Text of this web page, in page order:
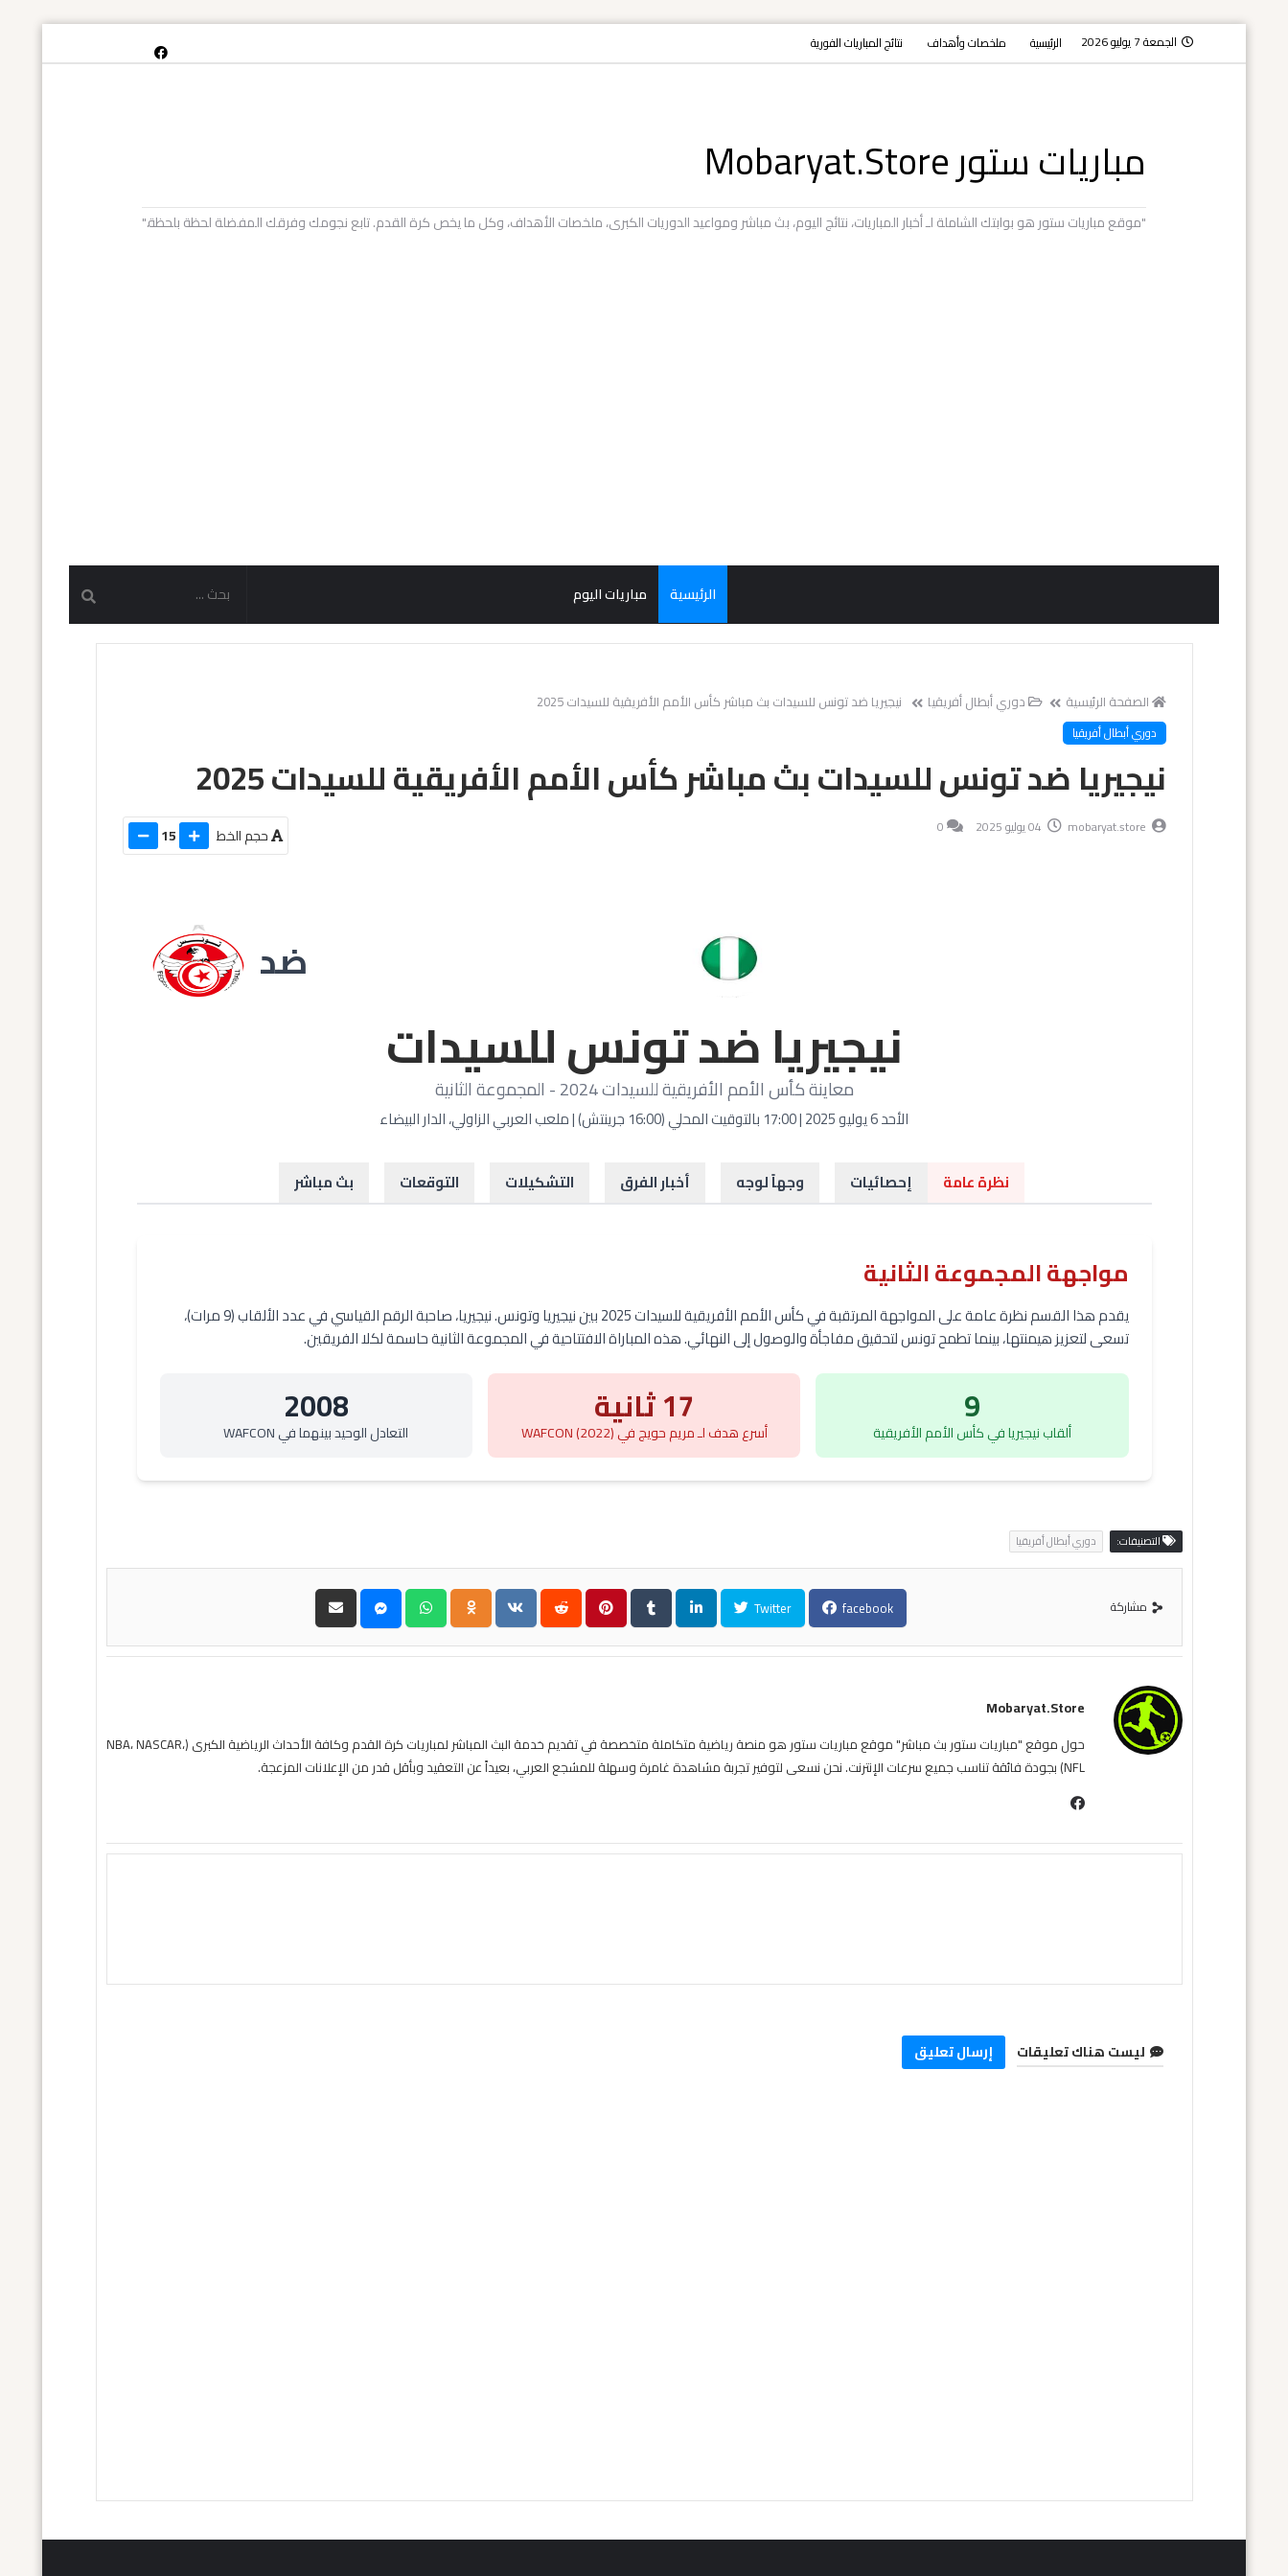
الجمعة 7 يوليو 2026 الرئيسية ملخصات وأهداف نتائج المباريات الفورية
مباريات ستور Mobaryat.Store
"موقع مباريات ستور هو بوابتك الشاملة لـ أخبار المباريات، نتائج اليوم، بث مباشر ومواعيد الدوريات الكبرى، ملخصات الأهداف، وكل ما يخص كرة القدم. تابع نجومك وفرقك المفضلة لحظة بلحظة."
الرئيسية مباريات اليوم
الصفحة الرئيسية دوري أبطال أفريقيا نيجيريا ضد تونس للسيدات بث مباشر كأس الأمم الأفريقية للسيدات 2025
دوري أبطال أفريقيا
نيجيريا ضد تونس للسيدات بث مباشر كأس الأمم الأفريقية للسيدات 2025
mobaryat.store
0 حجم الخط 15
ضد
نيجيريا ضد تونس للسيدات
معاينة كأس الأمم الأفريقية للسيدات 2024 - المجموعة الثانية
الأحد 6 يوليو 2025 | 17:00 بالتوقيت المحلي (16:00 جرينتش) | ملعب العربي الزاولي، الدار البيضاء
نظرة عامة إحصائيات وجهاً لوجه أخبار الفرق التشكيلات التوقعات بث مباشر
مواجهة المجموعة الثانية
يقدم هذا القسم نظرة عامة على المواجهة المرتقبة في كأس الأمم الأفريقية للسيدات 2025 بين نيجيريا وتونس. نيجيريا، صاحبة الرقم القياسي في عدد الألقاب (9 مرات)،
تسعى لتعزيز هيمنتها، بينما تطمح تونس لتحقيق مفاجأة والوصول إلى النهائي. هذه المباراة الافتتاحية في المجموعة الثانية حاسمة لكلا الفريقين.
9
ألقاب نيجيريا في كأس الأمم الأفريقية 17 ثانية
أسرع هدف لـ مريم حويج في WAFCON (2022) 2008
التعادل الوحيد بينهما في WAFCON
التصنيفات: دوري أبطال أفريقيا
مشاركة facebook
Twitter
Mobaryat.store
حول موقع "مباريات ستور بث مباشر" موقع مباريات ستور هو منصة رياضية متكاملة متخصصة في تقديم خدمة البث المباشر لمباريات كرة القدم وكافة الأحداث الرياضية الكبرى (NBA، NASCAR،
NFL) بجودة فائقة تناسب جميع سرعات الإنترنت. نحن نسعى لتوفير تجربة مشاهدة غامرة وسهلة للمشجع العربي، بعيداً عن التعقيد وبأقل قدر من الإعلانات المزعجة.
ليست هناك تعليقات إرسال تعليق